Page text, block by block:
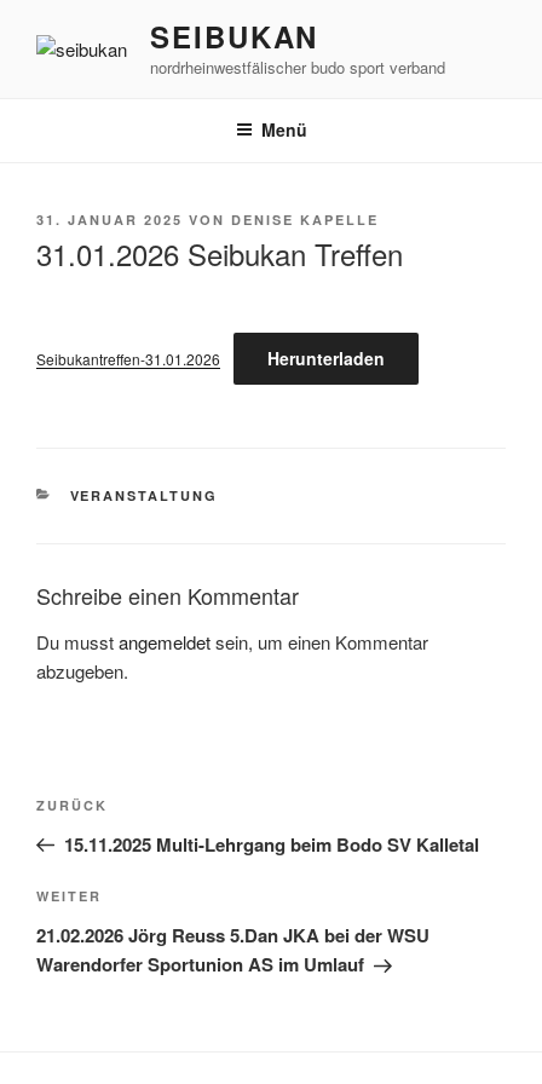
Inhalt
SEIBUKAN
nordrheinwestfälischer budo sport verband
Menü
VERÖFFENTLICHT
31. JANUAR 2025 VON DENISE KAPELLE
31.01.2026 Seibukan Treffen
Seibukantreffen-31.01.2026 Herunterladen
KATEGORIEN
VERANSTALTUNG
Schreibe einen Kommentar
Du musstangemeldetsein, um einen Kommentar
abzugeben.
Beitragsnavigation
Vorheriger
Beitrag
ZURÜCK
15.11.2025 Multi-Lehrgang beim Bodo SV Kalletal
Nächster
Beitrag
WEITER
21.02.2026 Jörg Reuss 5.Dan JKA bei der WSU
Warendorfer Sportunion AS im Umlauf